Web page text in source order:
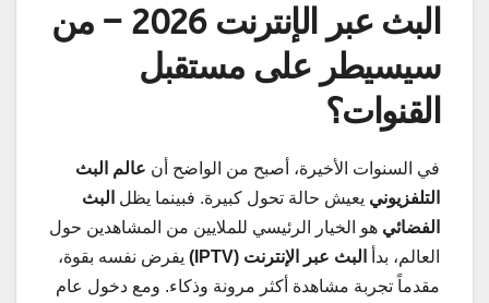
البث عبر الإنترنت 2026 – من
سيسيطر على مستقبل
القنوات؟
في السنوات الأخيرة، أصبح من الواضح أن عالم البث
التلفزيوني يعيش حالة تحول كبيرة. فبينما يظل البث
الفضائي هو الخيار الرئيسي للملايين من المشاهدين حول
العالم، بدأ
البث عبر الإنترنت (IPTV)
يفرض نفسه بقوة،
مقدماً تجربة مشاهدة أكثر مرونة وذكاء. ومع دخول عام